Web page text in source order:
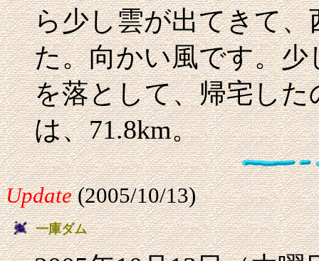
ら少し雲が出てきて
た。向かい風です。
を落として、帰宅した
は、71.8km。
Update(2005/10/13)
一庫ダム